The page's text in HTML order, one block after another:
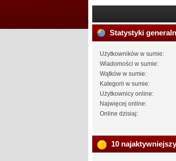
Statystyki
Użytkowników w sumie:
Wiadomości w sumie:
Wątków w sumie:
Kategorii w sumie:
Użytkownicy online:
Najwięcej online:
Online dzisiaj:
10